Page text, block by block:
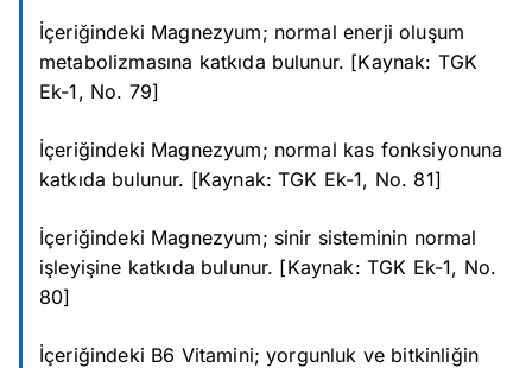
İçeriğindeki Magnezyum; normal enerji oluşum
metabolizmasına katkıda bulunur. [Kaynak: TGK
Ek-1, No. 79]
İçeriğindeki Magnezyum; normal kas fonksiyonuna
katkıda bulunur. [Kaynak: TGK Ek-1, No. 81]
İçeriğindeki Magnezyum; sinir sisteminin normal
işleyişine katkıda bulunur. [Kaynak: TGK Ek-1, No.
80]
İçeriğindeki B6 Vitamini; yorgunluk ve bitkinliğin